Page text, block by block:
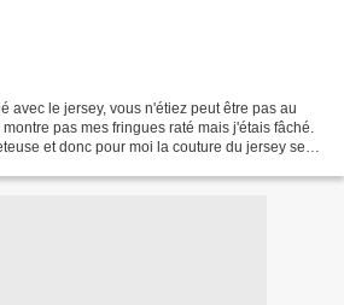
avec le jersey, vous n'étiez peut être pas au
pas mes fringues raté mais j'étais fâché.
et donc pour moi la couture du jersey se